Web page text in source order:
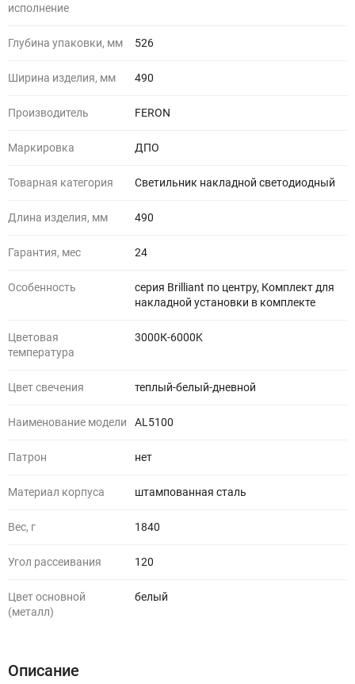
исполнение
Глубина упаковки, мм 526
Ширина изделия, мм 490
Производитель FERON
Маркировка ДПО
Товарная категория Светильник накладной светодиодный
Длина изделия, мм 490
Гарантия, мес 24
Особенность
серия Brilliant по центру, Комплект для
накладной установки в комплекте
Цветовая
температура
3000К-6000K
Цвет свечения теплый-белый-дневной
Наименование модели AL5100
Патрон нет
Материал корпуса штампованная сталь
Вес, г 1840
Угол рассеивания 120
Цвет основной
(металл)
белый
Описание